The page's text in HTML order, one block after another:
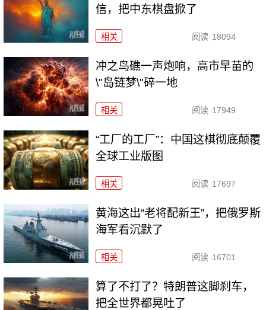
信，把中东棋盘掀了
相关 阅读 18094
冲之鸟礁一声炮响，高市早苗的
\"岛链梦\"碎一地
相关 阅读 17949
“工厂的工厂”：中国这棋彻底颠覆
全球工业版图
相关 阅读 17697
黄海这出“老将配新王”，把俄罗斯
海军看沉默了
相关 阅读 16701
算了不打了？特朗普这脚刹车，
把全世界都晃吐了